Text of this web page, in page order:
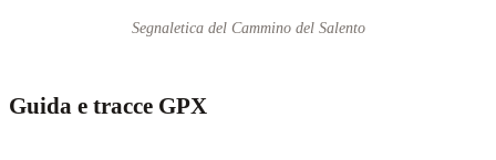
Segnaletica del Cammino del Salento
Guida e tracce GPX